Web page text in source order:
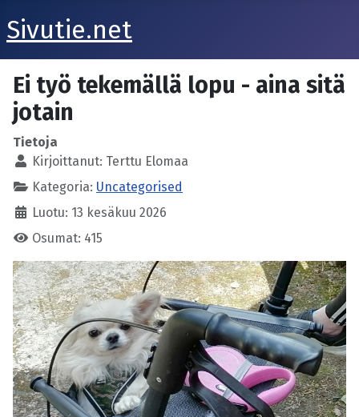
Sivutie.net
Ei työ tekemällä lopu - aina sitä
jotain
Tietoja
Kirjoittanut: Terttu Elomaa
Kategoria: Uncategorised
Luotu: 13 kesäkuu 2026
Osumat: 415